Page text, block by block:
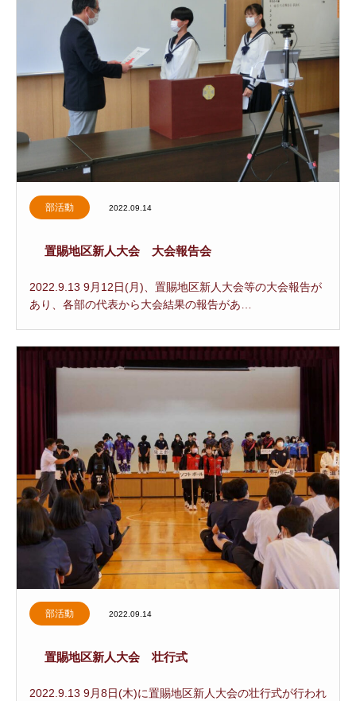
部活動 2022.09.14
置賜地区新人大会 大会報告会
2022.9.13 9月12日(月)、置賜地区新人大会等の大会報告が
あり、各部の代表から大会結果の報告があ…
部活動 2022.09.14
置賜地区新人大会 壮行式
2022.9.13 9月8日(木)に置賜地区新人大会の壮行式が行われ